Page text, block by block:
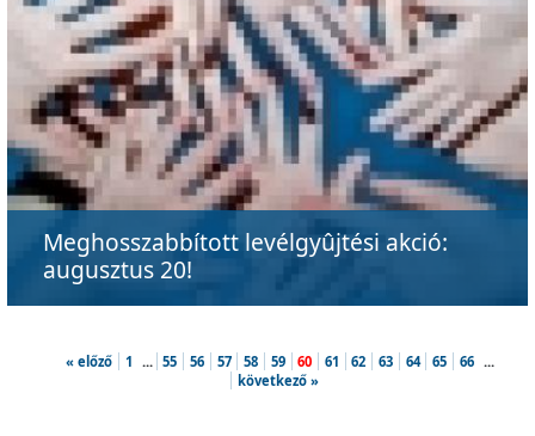
Meghosszabbított levélgyûjtési akció:
augusztus 20!
« előző 1 ... 55 56 57 58 59 60 61 62 63 64 65 66 ...
következő »